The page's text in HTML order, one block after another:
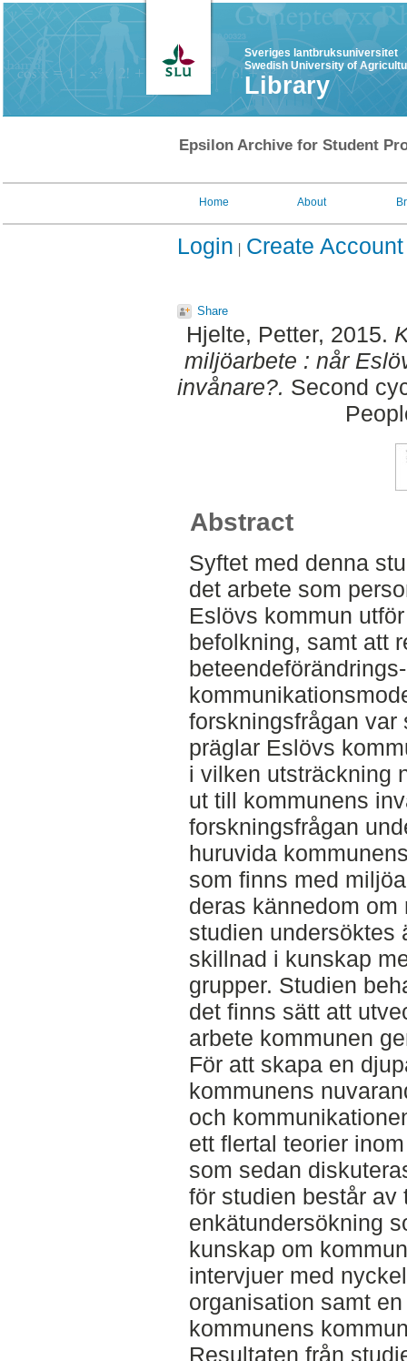
Sveriges lantbruksuniversitet
Swedish University of
Library
Epsilon Archive for Student
Home About
Login Create Account
Share
Hjelte, Petter, 2015.
miljöarbete : når
invånare?. Second
Abstract
Syftet med denna
det arbete som
Eslövs kommun
befolkning, samt att
forskningsfrågan var
präglar Eslövs
i vilken utsträckning
ut till kommunens
forskningsfrågan
huruvida
som finns med
deras kännedom
studien undersöktes
skillnad i kunskap
grupper. Studien
det finns sätt att
arbete kommunen
För att skapa en
kommunens
och
ett flertal teorier
som sedan
för studien består av
enkätundersökning
kunskap om
intervjuer med
organisation samt
kommunens
Resultaten från